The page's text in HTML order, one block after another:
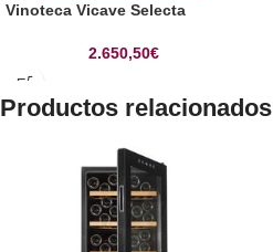
Vinoteca Vicave Selecta
2.650,50€
Productos relacionados